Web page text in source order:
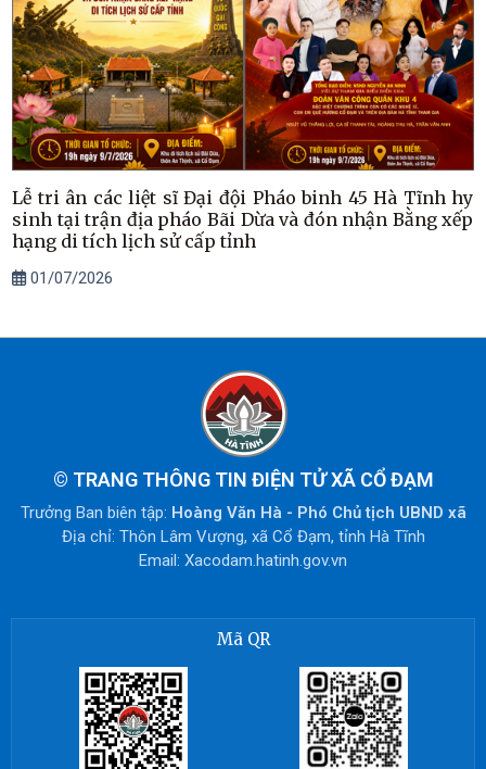
Lễ tri ân các liệt sĩ Đại đội Pháo binh 45 Hà Tĩnh hy
sinh tại trận địa pháo Bãi Dừa và đón nhận Bằng xếp
hạng di tích lịch sử cấp tỉnh
01/07/2026
© TRANG THÔNG TIN ĐIỆN TỬ XÃ CỔ ĐẠM
Trưởng Ban biên tập: Hoàng Văn Hà - Phó Chủ tịch UBND xã
Địa chỉ: Thôn Lâm Vượng, xã Cổ Đạm, tỉnh Hà Tĩnh
Email: Xacodam.hatinh.gov.vn
Mã QR